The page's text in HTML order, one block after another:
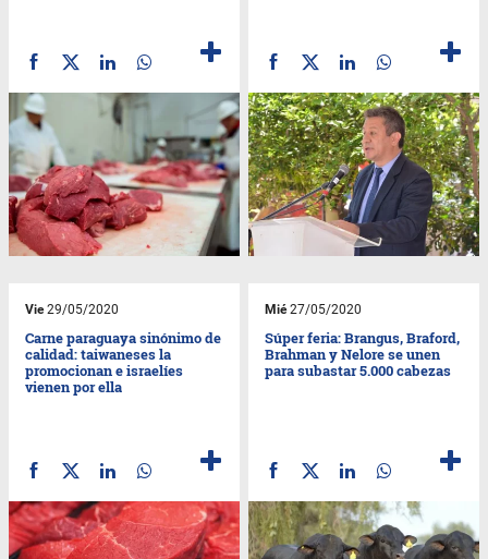
Vie29/05/2020
Carne paraguaya sinónimo de
calidad: taiwaneses la
promocionan e israelíes
vienen por ella
Mié27/05/2020
Súper feria: Brangus, Braford,
Brahman y Nelore se unen
para subastar 5.000 cabezas